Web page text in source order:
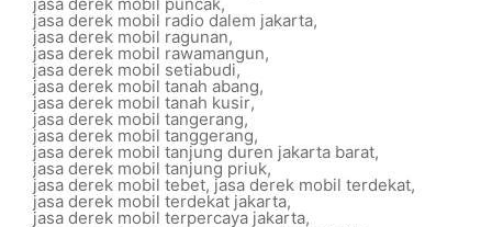
jasa derek mobil radio dalem jakarta,
jasa derek mobil ragunan,
jasa derek mobil rawamangun,
jasa derek mobil setiabudi,
jasa derek mobil tanah abang,
jasa derek mobil tanah kusir,
jasa derek mobil tangerang,
jasa derek mobil tanggerang,
jasa derek mobil tanjung duren jakarta barat,
jasa derek mobil tanjung priuk,
jasa derek mobil tebet, jasa derek mobil terdekat,
jasa derek mobil terdekat jakarta,
jasa derek mobil terpercaya jakarta,